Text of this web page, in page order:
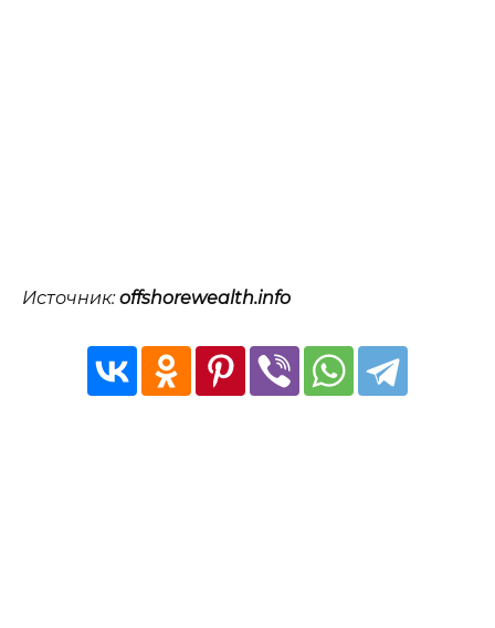
Источник:offshorewealth.info